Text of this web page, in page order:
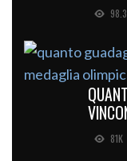
81K